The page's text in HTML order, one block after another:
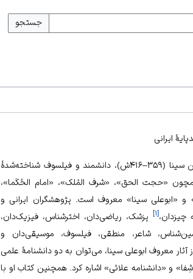
جستجو
ایرانی
ابوعلی حسین بن عبدالله بن سینا (۳۵۹–۴۱۶ش)، دانشمند و فیلسوف شناخته‌شدهٔ
«حجت الحق»، «شرف المُلک»، «امام الحُکَما»،
و «ابوعلی سینا» معروف است. پژوهشگران ایرانی و
چیزدان،[۱]پزشک، ریاضی‌دان، اخترشناس، فیزیک‌دان،
شاعر، منطقی، فیلسوف، موسیقی‌دان و
آثار معروف ابوعلی سینا، می‌توان به دو دانشنامهٔ علمی
و «دانشنامه علائی» اشاره کرد. همچنین کتاب او با